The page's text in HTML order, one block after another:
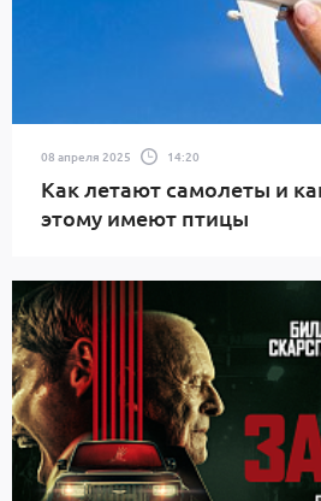
08 апреля 2025 14:20
Как летают самолеты и
этому имеют птицы